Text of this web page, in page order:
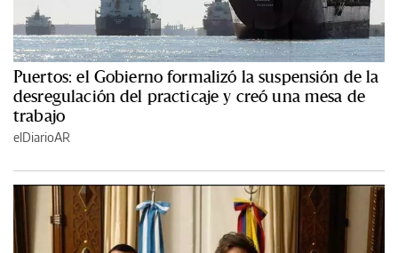
Puertos: el Gobierno formalizó la suspensión de la
desregulación del practicaje y creó una mesa de
trabajo
elDiarioAR